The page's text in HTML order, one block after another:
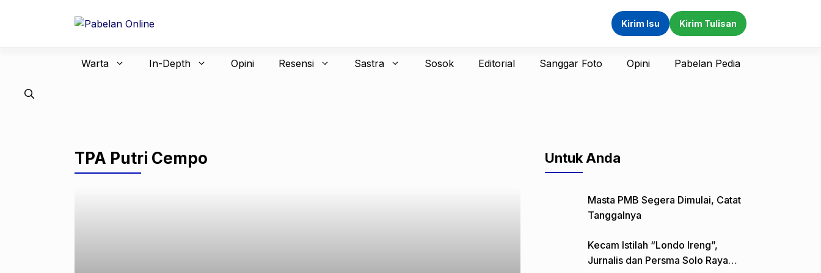
Kirim Isu Kirim Tulisan
Warta In-Depth Opini Resensi Sastra Sosok Editorial Sanggar Foto Opini Pabelan Pedia
TPA Putri Cempo Untuk Anda
Masta PMB Segera Dimulai, Catat
Tanggalnya
Kecam Istilah “Londo Ireng”,
Jurnalis dan Persma Solo Raya